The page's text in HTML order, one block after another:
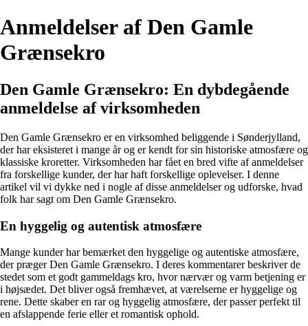
Anmeldelser af Den Gamle
Grænsekro
Den Gamle Grænsekro: En dybdegående
anmeldelse af virksomheden
Den Gamle Grænsekro er en virksomhed beliggende i Sønderjylland,
der har eksisteret i mange år og er kendt for sin historiske atmosfære og
klassiske kroretter. Virksomheden har fået en bred vifte af anmeldelser
fra forskellige kunder, der har haft forskellige oplevelser. I denne
artikel vil vi dykke ned i nogle af disse anmeldelser og udforske, hvad
folk har sagt om Den Gamle Grænsekro.
En hyggelig og autentisk atmosfære
Mange kunder har bemærket den hyggelige og autentiske atmosfære,
der præger Den Gamle Grænsekro. I deres kommentarer beskriver de
stedet som et godt gammeldags kro, hvor nærvær og varm betjening er
i højsædet. Det bliver også fremhævet, at værelserne er hyggelige og
rene. Dette skaber en rar og hyggelig atmosfære, der passer perfekt til
en afslappende ferie eller et romantisk ophold.